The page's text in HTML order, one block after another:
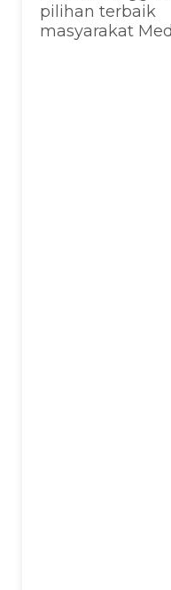
pilihan terbaik
masyarakat